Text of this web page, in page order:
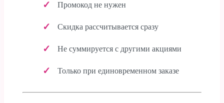
Промокод не нужен
Скидка рассчитывается сразу
Не суммируется с другими акциями
Только при единовременном заказе